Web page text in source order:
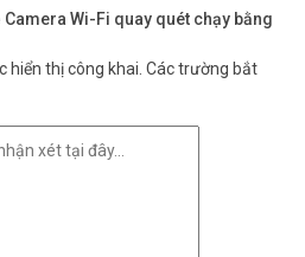
nhà của bạn
Camera Wi-Fi quay quét chạy bằng
hiển thị công khai. Các trường bắt